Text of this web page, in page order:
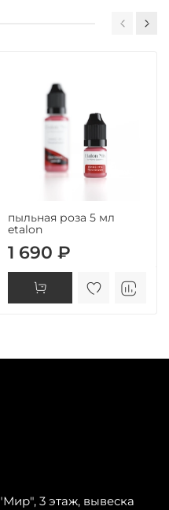
пыльная роза 5 мл
etalon
1 690 ₽
3 этаж, вывеска